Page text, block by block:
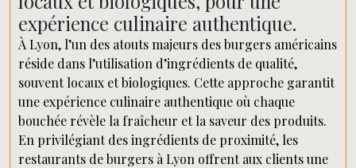
expérience culinaire authentique.
À Lyon, l’un des atouts majeurs des burgers américains
réside dans l’utilisation d’ingrédients de qualité,
souvent locaux et biologiques. Cette approche garantit
une expérience culinaire authentique où chaque
bouchée révèle la fraîcheur et la saveur des produits.
En privilégiant des ingrédients de proximité, les
restaurants de burgers à Lyon offrent aux clients une